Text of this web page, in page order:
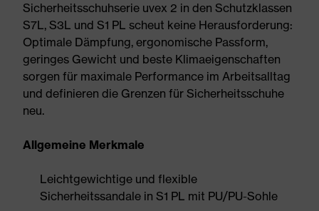
Sicherheitsschuhserie uvex 2 in den Schutzklassen
S7L, S3L und S1 PL scheut keine Herausforderung:
Optimale Dämpfung, ergonomische Passform,
geringes Gewicht und beste Klimaeigenschaften
sorgen für maximale Performance im Arbeitsalltag
und definieren die Grenzen für Sicherheitsschuhe
neu.
Allgemeine Merkmale
Leichtgewichtige und flexible
Sicherheitssandale in S1 PL mit PU/PU-Sohle